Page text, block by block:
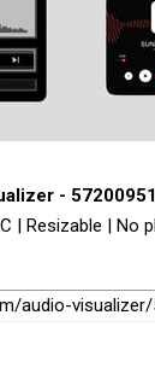
- 57200951
| Resizable | No
audio-visualizer/